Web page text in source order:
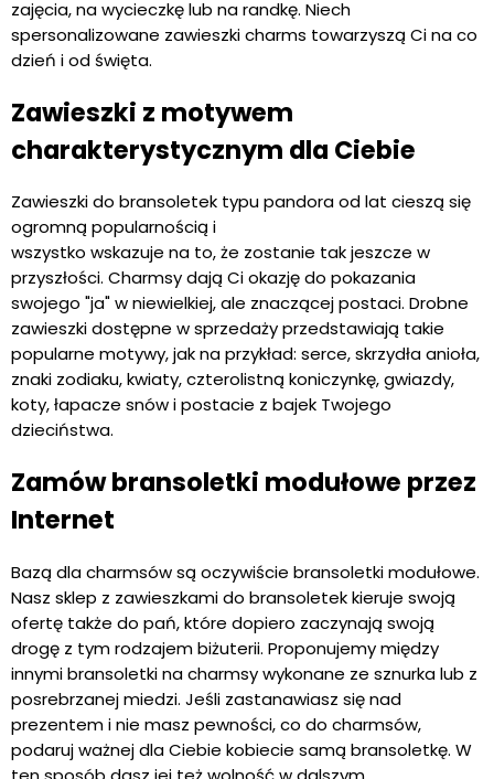
zajęcia, na wycieczkę lub na randkę. Niech
spersonalizowane zawieszki charms towarzyszą Ci na co
dzień i od święta.
Zawieszki z motywem
charakterystycznym dla Ciebie
Zawieszki do bransoletek typu pandora od lat cieszą się
ogromną popularnością i
wszystko wskazuje na to, że zostanie tak jeszcze w
przyszłości. Charmsy dają Ci okazję do pokazania
swojego "ja" w niewielkiej, ale znaczącej postaci. Drobne
zawieszki dostępne w sprzedaży przedstawiają takie
popularne motywy, jak na przykład: serce, skrzydła anioła,
znaki zodiaku, kwiaty, czterolistną koniczynkę, gwiazdy,
koty, łapacze snów i postacie z bajek Twojego
dzieciństwa.
Zamów bransoletki modułowe przez
Internet
Bazą dla charmsów są oczywiście bransoletki modułowe.
Nasz sklep z zawieszkami do bransoletek kieruje swoją
ofertę także do pań, które dopiero zaczynają swoją
drogę z tym rodzajem biżuterii. Proponujemy między
innymi bransoletki na charmsy wykonane ze sznurka lub z
posrebrzanej miedzi. Jeśli zastanawiasz się nad
prezentem i nie masz pewności, co do charmsów,
podaruj ważnej dla Ciebie kobiecie samą bransoletkę. W